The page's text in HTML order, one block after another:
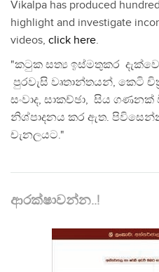
Vikalpa has produced
highlight and investigate
videos, click here.
"කටුක සත්‍ය ඉස්මතුකර
පුරවැසි වෘතාන්තයන්, කෙටි
සංවාද, සාකච්ඡා, සිය
නිශ්පාදනය කර ඇත.
චැනලයට."
ආරක්ෂාවන්න..!